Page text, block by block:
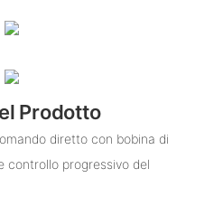
Prodotto
diretto con bobina di
controllo progressivo del